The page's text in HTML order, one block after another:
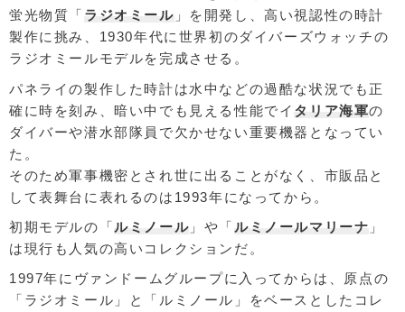
蛍光物質「 ラジオミール 」を開発し、高い視認性の時計
製作に挑み、1930年代に世界初のダイバーズウォッチの
ラジオミールモデルを完成させる。
パネライの製作した時計は水中などの過酷な状況でも正
確に時を刻み、暗い中でも見える性能でイ タリア海軍の
ダイバーや潜水部隊員で欠かせない重要機器となってい
た。
そのため軍事機密とされ世に出ることがなく、市販品と
して表舞台に表れるのは1993年になってから。
初期モデルの「ルミノール 」や「 ルミノールマリーナ 」
は現行も人気の高いコレクションだ。
1997年にヴァンドームグループに入ってからは、原点の
「ラジオミール」と「ルミノール」をベースとしたコレ